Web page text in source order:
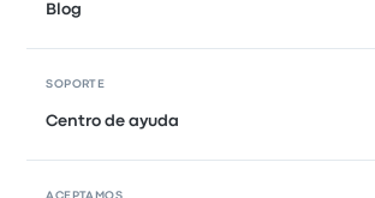
Blog
SOPORTE
Centro de ayuda